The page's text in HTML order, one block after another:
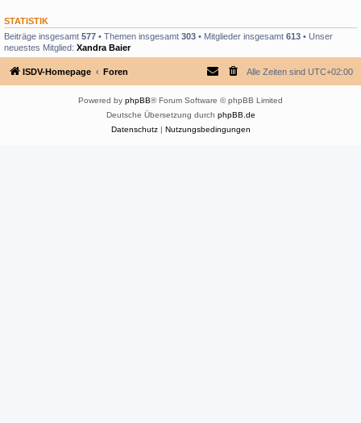
STATISTIK
Beiträge insgesamt 577 • Themen insgesamt 303 • Mitglieder insgesamt 613 • Unser
neuestes Mitglied: Xandra Baier
ISDV-Homepage Foren Alle Zeiten sind UTC+02:00
Powered by phpBB® Forum Software © phpBB Limited
Deutsche Übersetzung durch phpBB.de
Datenschutz| Nutzungsbedingungen